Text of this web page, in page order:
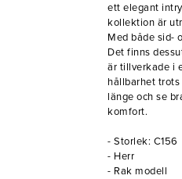
ett elegant
kollektion är
Med både sid-
Det finns
är tillverkade i
hållbarhet
länge och se
komfort.
- Storlek: C156
- Herr
- Rak modell